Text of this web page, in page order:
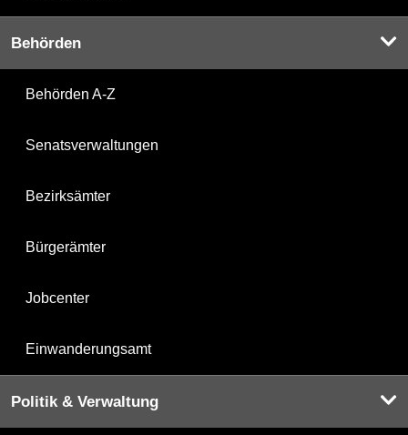
Behörden
Behörden A-Z
Senatsverwaltungen
Bezirksämter
Bürgerämter
Jobcenter
Einwanderungsamt
Politik & Verwaltung